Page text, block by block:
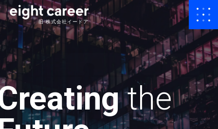
旧 株式会社イードア
the